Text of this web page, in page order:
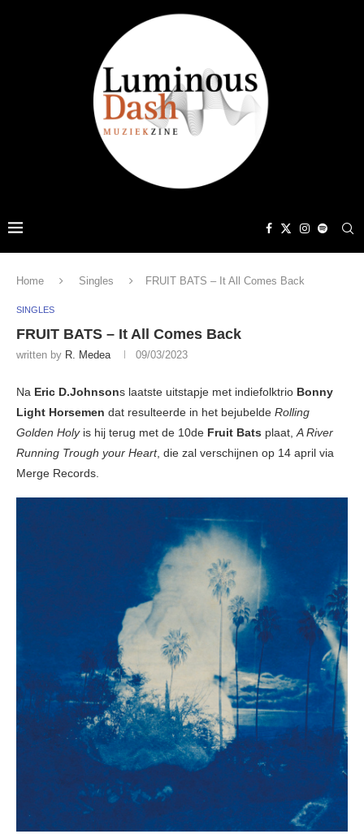
Home Singles FRUIT BATS – It All Comes Back
SINGLES
FRUIT BATS – It All Comes Back
written by R. Medea 09/03/2023
Na Eric D.Johnsons laatste uitstapje met indiefolktrio Bonny
Light Horsemen dat resulteerde in het bejubelde Rolling
Golden Holy is hij terug met de 10de Fruit Bats plaat,A River
Running Trough your Heart, die zal verschijnen op 14 april via
Merge Records.